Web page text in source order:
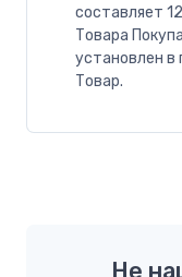
составляет
Товара
установлен в
Товар.
Не